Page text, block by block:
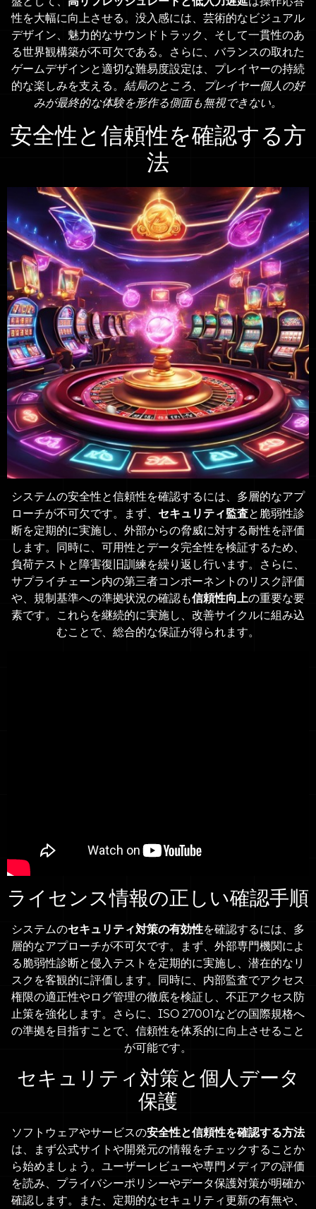
性を大幅に向上させる。没入感には、芸術的なビジュアル
デザイン、魅力的なサウンドトラック、そして一貫性のあ
る世界観構築が不可欠である。さらに、バランスの取れた
ゲームデザインと適切な難易度設定は、プレイヤーの持続
的な楽しみを支える。 結局のところ、プレイヤー個人の好
みが最終的な体験を形作る側面も無視できない。
安全性と信頼性を確認する方
法
システムの安全性と信頼性を確認するには、多層的なアプ
ローチが不可欠です。まず、 セキュリティ監査と脆弱性診
断を定期的に実施し、外部からの脅威に対する耐性を評価
します。同時に、可用性とデータ完全性を検証するため、
負荷テストと障害復旧訓練を繰り返し行います。さらに、
サプライチェーン内の第三者コンポーネントのリスク評価
や、規制基準への準拠状況の確認も信頼性向上の重要な要
素です。これらを継続的に実施し、改善サイクルに組み込
むことで、総合的な保証が得られます。
ライセンス情報の正しい確認手順
システムのセキュリティ対策の有効性を確認するには、多
層的なアプローチが不可欠です。まず、外部専門機関によ
る脆弱性診断と侵入テストを定期的に実施し、潜在的なリ
スクを客観的に評価します。同時に、内部監査でアクセス
権限の適正性やログ管理の徹底を検証し、不正アクセス防
止策を強化します。さらに、ISO 27001などの国際規格へ
の準拠を目指すことで、信頼性を体系的に向上させること
が可能です。
セキュリティ対策と個人データ
保護
ソフトウェアやサービスの安全性と信頼性を確認する方法
は、まず公式サイトや開発元の情報をチェックすることか
ら始めましょう。ユーザーレビューや専門メディアの評価
を読み、プライバシーポリシーやデータ保護対策が明確か
確認します。また、定期的なセキュリティ更新の有無や、